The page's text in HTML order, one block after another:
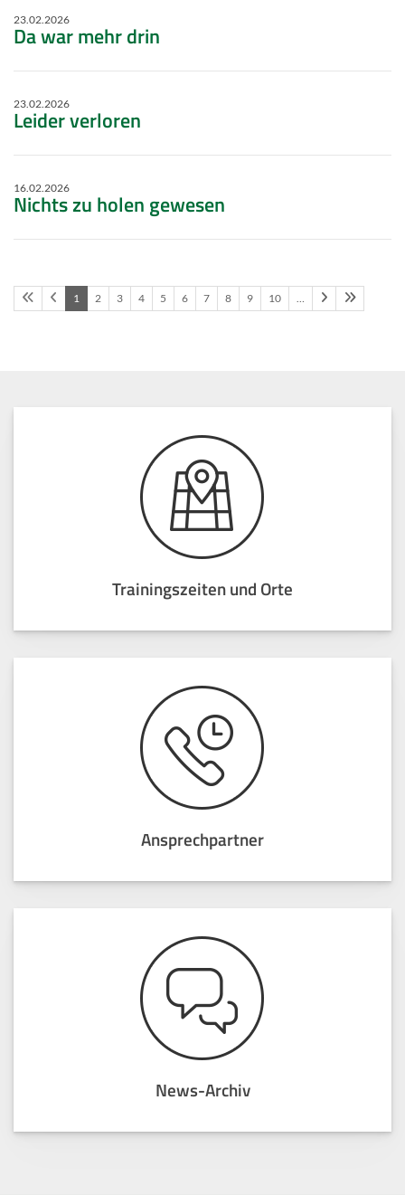
23.02.2026
Da war mehr drin
23.02.2026
Leider verloren
16.02.2026
Nichts zu holen gewesen
1 2 3 4 5 6 7 8 9 10 …
Trainingszeiten und Orte
Ansprechpartner
News-Archiv